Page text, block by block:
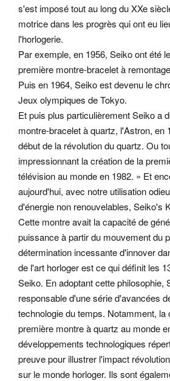
s'est imposé tout au long du XXe
motrice dans les progrès qui ont eu
l'horlogerie.
Par exemple, en 1956, Seiko ont été
première montre-bracelet à
Puis en 1964, Seiko est devenu le
Jeux olympiques de Tokyo.
Et puis plus particulièrement Seiko a
montre-bracelet à quartz, l'Astron, en
début de la révolution du quartz. Ou
impressionnant la création de la
télévision au monde en 1982. » Et
aujourd'hui, avec notre utilisation
d'énergie non renouvelables, Seiko's
Cette montre avait la capacité de
puissance à partir du mouvement du
détermination incessante d'innover
de l'art horloger est ce qui définit les
Seiko. En adoptant cette philosophie,
responsable d'une série d'avancées
technologie du temps. Notamment, la
première montre à quartz au monde
développements technologiques
preuve pour illustrer l'impact
sur le monde horloger. Ils sont